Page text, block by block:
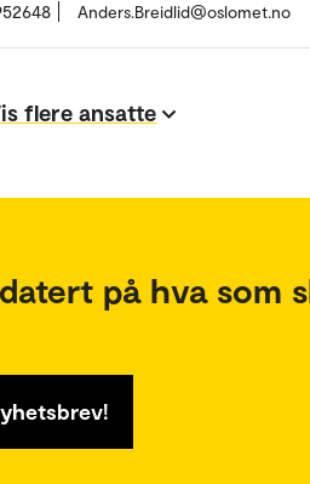
Anders.Breidlid@oslomet.no
flere ansatte
på hva som